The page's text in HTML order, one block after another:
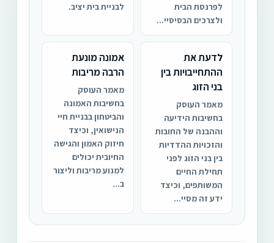
לפרנסת הבית
ולצרכים הבסיסיי...
לבניית בית יציב.
לדעת את
ההתחייבויות בין
בני הזוג
מאמר העוסק
בחשיבות הידיעה
וההבנה של החובות
והזכויות ההדדיות
בין בני הזוג לפני
תחילת החיים
המשותפים, וכיצד
ידע זה מסיי...
אמונה מונעת
הרבה מריבות
מאמר העוסק
בחשיבות האמונה
והביטחון בבניית חיי
הנישואין, וכיצד
חיזוק האמון והגישה
החיובית יכולים
למנוע מריבות וליצור
ב...